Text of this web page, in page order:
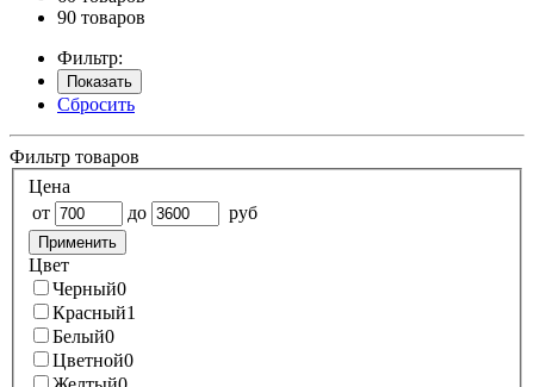
90 товаров
Фильтр:
Показать
Сбросить
Фильтр товаров
Цена
от
до руб
Применить
Цвет
Черный0
Красный1
Белый0
Цветной0